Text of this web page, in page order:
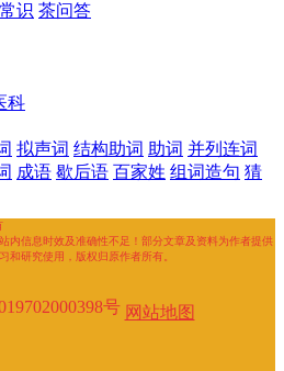
常识 茶问答
科
拟声词 结构助词 助词 并列连词
成语 歇后语 百家姓 组词造句 猜
内信息时效及准确性不足！部分文章及资料为作者提供
和研究使用，版权归原作者所有。
号 网站地图